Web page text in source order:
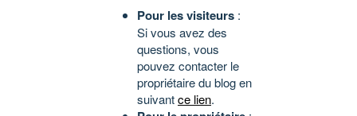
Pour les visiteurs :
Si vous avez des
questions, vous
pouvez contacter le
propriétaire du blog en
suivantce lien.